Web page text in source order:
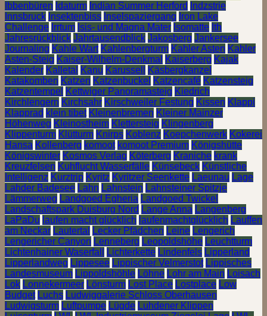
Ibbenbüren Idaturm Indian Summer Herford
Indzstrie
Innsbruck Insektenbiss Inselspaziergang Iron Lake
Challenge Irrtum Isis- und Magna Mater Isomatte Ith
Jahresrückblick Jahrtausendblick Jakosberg Jankersee
Journaling Kahle Wart Kahlenbergturm Kahler Asten Kahler
Asten-Steig Kaiser-Wilhelm-Denkmal Kaiserberg Kajak
Kalender Kalletal Kanu Karussell
Käsbergkanzel
Katakomben Katzen Katzenbuckel Katzencafé Katzensteig
Katzentempel Kettwiger Panoramasteig Kiedrich
Kirchlengern Kirchsahr Kirschweiler Festung Kissen Klappi
Klapprad klein tibet Kleinenbremen Kleiner Mainzer
Höhenweg Kleinostheim Klettersteig Klingenberg
Klippenturm Klütturm Knirps Koblenz Koepchenwerk Kokerei
Hansa Kollenberg komoot komoot Premium Königshütte
Königswinter Kosmos Verlag Köterberg Kraniche krank
Kreuzfelsen Kuhflucht Wasserfälle Künsebeck Künstliche
Intelligenz Kurztrip Kyritz Kyritzer Seenkette Laeunau Lage
Lahder Badesee Lahn Lahnstein Lahnsteiner Spitzje
Lämmerweg Landgoed Egheria Landgoed Twickel
Landschaftspark Duisburg Nord Lange Anna Langenberg
LaPaDu laufen macht glücklich laufenmachtglücklich Lauffen
am Neckar Lautertal Lecker Pfädchen Leine Lengerich
Lengericher Canyon Lenneberg Leopoldshöhe Leuchtturm
Lichtenhainer Waserfall
Lichterkette Lindenfels Lipperland
Lipperlandweg Lippesee Lippischer Velmerstot Lippisches
Landesmuseum Lippoldshöhle Löhne Lohr am Main Loisach
Lok Lonnekermeer Lönsturm Lost Place Lostplace Low
Budget Luchs Ludwiggalerie Schloss Oberhausen
Ludwigsturm Luftpumpe Lügde Luhdener Klippen